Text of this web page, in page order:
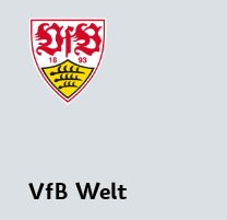
VfB Welt